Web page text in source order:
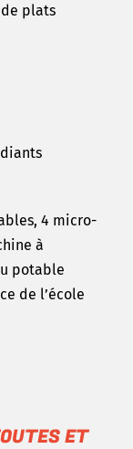
plats
4 micro-
à
potable
de l’école
ET